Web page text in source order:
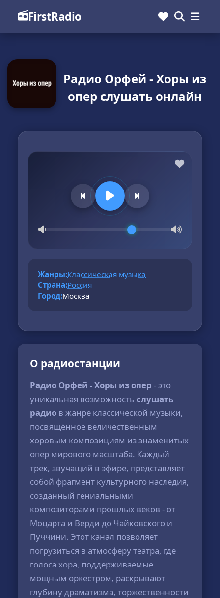
FirstRadio
Радио Орфей - Хоры из
опер слушать онлайн
Жанры:Классическая музыка
Страна:Россия
Город:Москва
О радиостанции
Радио Орфей - Хоры из опер - это
уникальная возможность слушать
радио в жанре классической музыки,
посвящённое величественным
хоровым композициям из знаменитых
опер мирового масштаба. Каждый
трек, звучащий в эфире, представляет
собой фрагмент культурного наследия,
созданный гениальными
композиторами прошлых веков - от
Моцарта и Верди до Чайковского и
Пуччини. Этот канал позволяет
погрузиться в атмосферу театра, где
голоса хора, поддерживаемые
мощным оркестром, раскрывают
глубину драматизма, торжественности